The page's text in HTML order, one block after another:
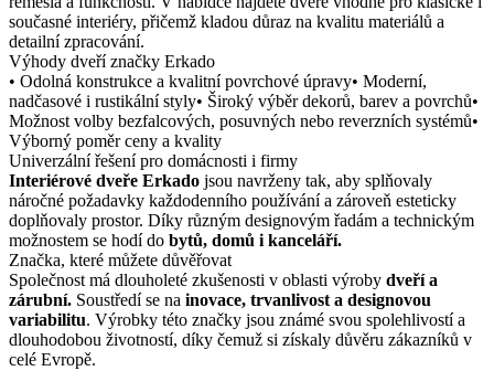
současné interiéry, přičemž kladou důraz na kvalitu materiálů a
detailní zpracování.
Výhody dveří značky Erkado
• Odolná konstrukce a kvalitní povrchové úpravy• Moderní,
nadčasové i rustikální styly• Široký výběr dekorů, barev a povrchů•
Možnost volby bezfalcových, posuvných nebo reverzních systémů•
Výborný poměr ceny a kvality
Univerzální řešení pro domácnosti i firmy
Interiérové dveře Erkado jsou navrženy tak, aby splňovaly
náročné požadavky každodenního používání a zároveň esteticky
doplňovaly prostor. Díky různým designovým řadám a technickým
možnostem se hodí do bytů, domů i kanceláří.
Značka, které můžete důvěřovat
Společnost má dlouholeté zkušenosti v oblasti výroby dveří a
zárubní. Soustředí se na inovace, trvanlivost a designovou
variabilitu. Výrobky této značky jsou známé svou spolehlivostí a
dlouhodobou životností, díky čemuž si získaly důvěru zákazníků v
celé Evropě.